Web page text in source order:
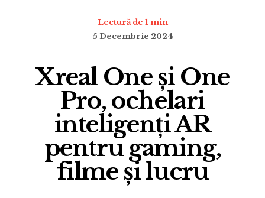
Lectură de 1 min
5 Decembrie 2024
Xreal One și One
Pro, ochelari
inteligenți AR
pentru gaming,
filme și lucru